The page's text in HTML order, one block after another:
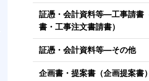
証憑・会計資料等―工事請書
書・工事注文書請書）
証憑・会計資料等―その他
企画書・提案書（企画提案書）